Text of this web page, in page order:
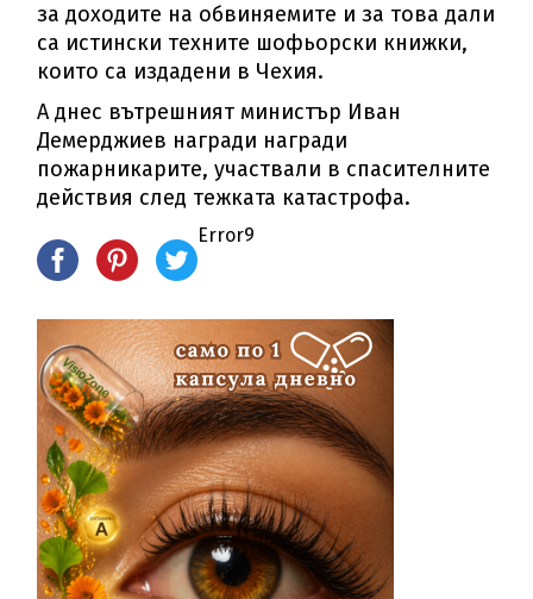
за доходите на обвиняемите и за това дали
са истински техните шофьорски книжки,
които са издадени в Чехия.
А днес вътрешният министър Иван
Демерджиев награди награди
пожарникарите, участвали в спасителните
действия след тежката катастрофа.
Error9